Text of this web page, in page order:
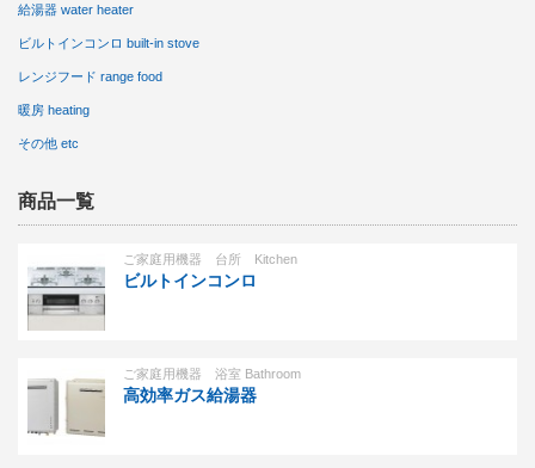
給湯器 water heater
ビルトインコンロ built-in stove
レンジフード range food
暖房 heating
その他 etc
商品一覧
ご家庭用機器 台所 Kitchen
ビルトインコンロ
ご家庭用機器 浴室 Bathroom
高効率ガス給湯器